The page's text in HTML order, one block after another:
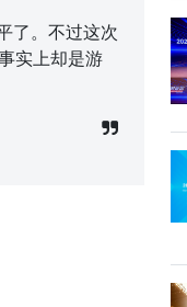
了。不过这次
实上却是游